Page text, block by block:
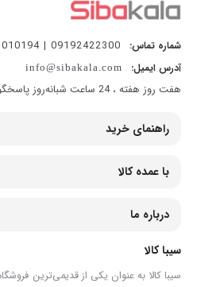
شماره تماس: 09192422300 | 04191010194
آدرس ایمیل: info@sibakala.com
هفت روز هفته ، 24 ساعت شبانه‌روز پاسخگوی شما هستیم.
راهنمای خرید
با عمده کالا
درباره ما
سیبا کالا
سیبا کالا به عنوان یکی از قدیمی‌ترین